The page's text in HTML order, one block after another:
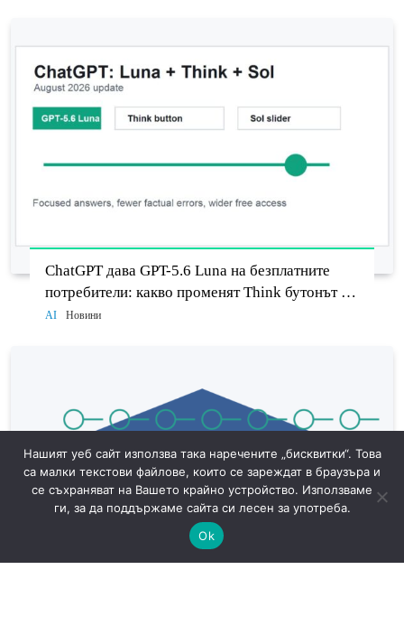
ChatGPT дава GPT-5.6 Luna на безплатните
потребители: какво променят Think бутонът и
новият Sol
AI Новини
Нашият уеб сайт използва така наречените „бисквитки“. Това
са малки текстови файлове, които се зареждат в браузъра и
се съхраняват на Вашето крайно устройство. Използваме
ги, за да поддържаме сайта си лесен за употреба.
Ok